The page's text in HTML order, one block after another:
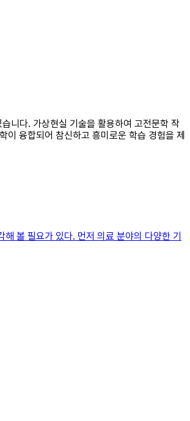
니다. 가상현실 기술을 활용하여 고전문학 작
이 융합되어 참신하고 흥미로운 학습 경험을 제
볼 필요가 있다. 먼저 의료 분야의 다양한 기